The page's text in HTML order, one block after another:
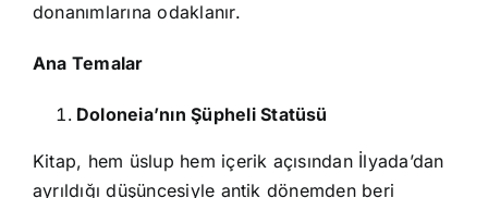
donanımlarına odaklanır.
Ana Temalar
Doloneia’nın Şüpheli Statüsü
Kitap, hem üslup hem içerik açısından İlyada’dan
ayrıldığı düşüncesiyle antik dönemden beri